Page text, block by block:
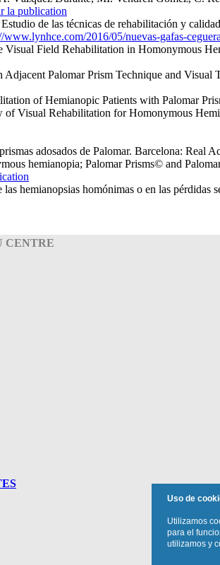
la publication
de las técnicas de rehabilitación y
www.lynhce.com/2016/05/nuevas-gafas-
Field Rehabilitation in Homonymous
Palomar Prism Technique and
of Hemianopic Patients with Palomar
Visual Rehabilitation for Homonymous
adosados de Palomar. Barcelona: Real
hemianopia; Palomar Prisms© and
hemianopsias homónimas o en las
CENTRE
Uso de
Utilizamos
para el
utilizamos y